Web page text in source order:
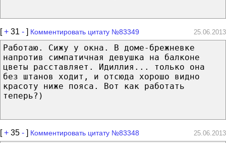
[+ 31 - ] Комментировать цитату №83349 25.06.2013
Работаю. Сижу у окна. В доме-брежневке
напротив симпатичная девушка на балконе
цветы расставляет. Идиллия... только она
без штанов ходит, и отсюда хорошо видно
красоту ниже пояса. Вот как работать
теперь?)
[+ 35 - ] Комментировать цитату №83348 25.06.2013